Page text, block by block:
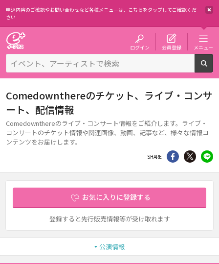
申込内容のご確認やお問い合わせなど各種メニューは、 こちらをタップしてご確認くだ
さい
ログイン 会員登録 メニュー
Comedownthereのチケット、ライブ・コンサ
ート、配信情報
Comedownthereのライブ・コンサート情報をご紹介します。ライブ・
コンサートのチケット情報や関連画像、動画、記事など、様々な情報コ
ンテンツをお届けします。
SHARE シェア Twitter
お気に入りに登録する
登録すると先行販売情報等が受け取れます
公演情報